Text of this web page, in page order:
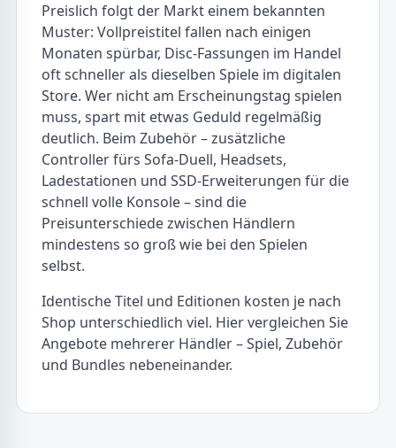
Preislich folgt der Markt einem bekannten
Muster: Vollpreistitel fallen nach einigen
Monaten spürbar, Disc-Fassungen im Handel
oft schneller als dieselben Spiele im digitalen
Store. Wer nicht am Erscheinungstag spielen
muss, spart mit etwas Geduld regelmäßig
deutlich. Beim Zubehör – zusätzliche
Controller fürs Sofa-Duell, Headsets,
Ladestationen und SSD-Erweiterungen für die
schnell volle Konsole – sind die
Preisunterschiede zwischen Händlern
mindestens so groß wie bei den Spielen
selbst.
Identische Titel und Editionen kosten je nach
Shop unterschiedlich viel. Hier vergleichen Sie
Angebote mehrerer Händler – Spiel, Zubehör
und Bundles nebeneinander.